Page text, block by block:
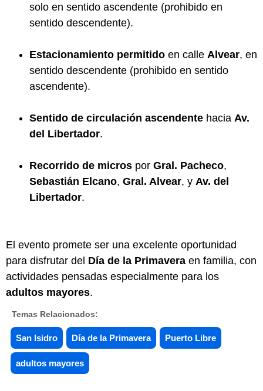
solo en sentido ascendente (prohibido en
sentido descendente).
Estacionamiento permitido en calle Alvear, en
sentido descendente (prohibido en sentido
ascendente).
Sentido de circulación ascendente hacia Av.
del Libertador.
Recorrido de micros por Gral. Pacheco,
Sebastián Elcano, Gral. Alvear, y Av. del
Libertador.
El evento promete ser una excelente oportunidad
para disfrutar del Día de la Primavera en familia, con
actividades pensadas especialmente para los
adultos mayores.
Temas Relacionados:
San Isidro Día de la Primavera Puerto Libre
adultos mayores